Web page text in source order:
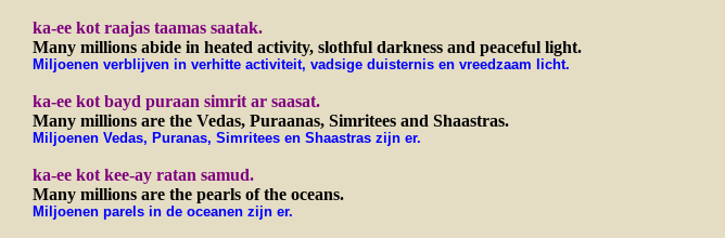
ka-ee kot raajas taamas saatak.
Many millions abide in heated activity, slothful darkness and peaceful light.
Miljoenen verblijven in verhitte activiteit, vadsige duisternis en vreedzaam licht.
ka-ee kot bayd puraan simrit ar saasat.
Many millions are the Vedas, Puraanas, Simritees and Shaastras.
Miljoenen Vedas, Puranas, Simritees en Shaastras zijn er.
ka-ee kot kee-ay ratan samud.
Many millions are the pearls of the oceans.
Miljoenen parels in de oceanen zijn er.